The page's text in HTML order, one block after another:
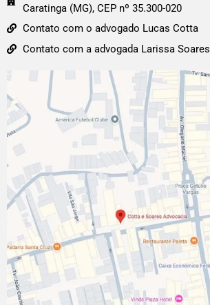
Caratinga (MG), CEP nº 35.300-020
Contato com o advogado Lucas Cotta
Contato com a advogada Larissa Soares